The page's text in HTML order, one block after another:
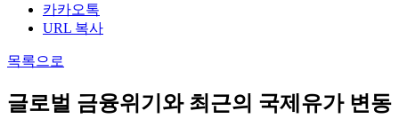
카카오톡
URL 복사
목록으로
글로벌 금융위기와 최근의 국제유가 변동